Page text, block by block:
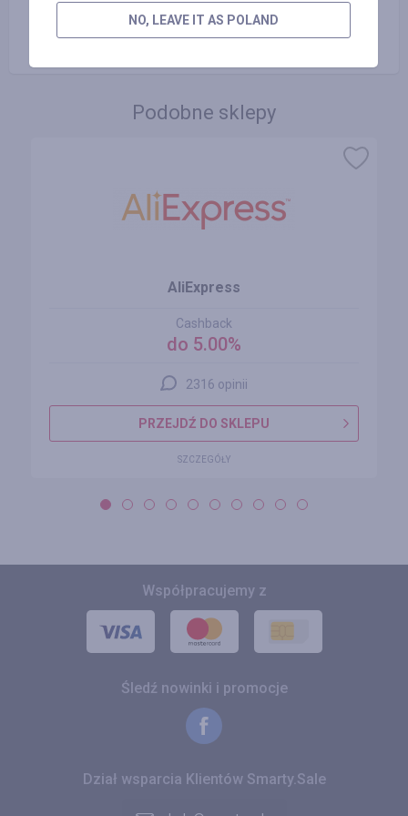
Podobne sklepy
AliExpress
Cashback
do 5.00%
2316 opinii
PRZEJDŹ DO SKLEPU
SZCZEGÓŁY
Współpracujemy z
Śledź nowinki i promocje
Dział wsparcia Klientów Smarty.Sale
NO, LEAVE IT AS POLAND